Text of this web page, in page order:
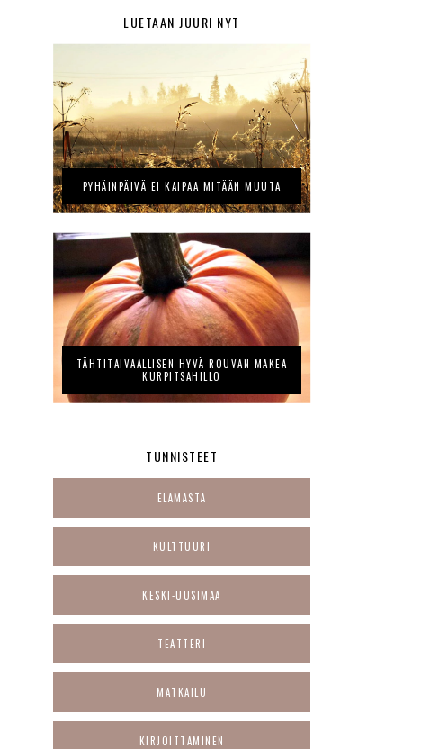
LUETAAN JUURI NYT
PYHÄINPÄIVÄ EI KAIPAA MITÄÄN MUUTA
TÄHTITAIVAALLISEN HYVÄ ROUVAN MAKEA
KURPITSAHILLO
TUNNISTEET
ELÄMÄSTÄ
KULTTUURI
KESKI-UUSIMAA
TEATTERI
MATKAILU
KIRJOITTAMINEN